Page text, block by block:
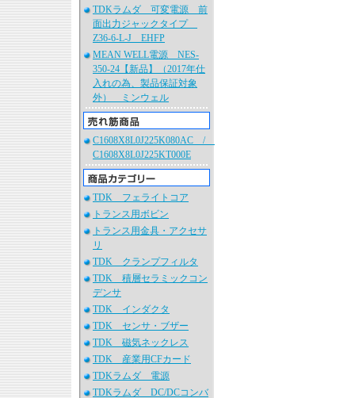
TDKラムダ 可変電源 前
面出力ジャックタイプ
Z36-6-L-J EHFP
MEAN WELL電源 NES-
350-24【新品】（2017年仕
入れの為、製品保証対象
外） ミンウェル
C1608X8L0J225K080AC /
C1608X8L0J225KT000E
TDK フェライトコア
トランス用ボビン
トランス用金具・アクセサ
リ
TDK クランプフィルタ
TDK 積層セラミックコン
デンサ
TDK インダクタ
TDK センサ・ブザー
TDK 磁気ネックレス
TDK 産業用CFカード
TDKラムダ 電源
TDKラムダ DC/DCコンバ